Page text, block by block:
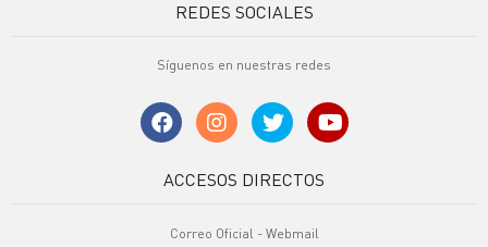
REDES SOCIALES
Síguenos en nuestras redes
ACCESOS DIRECTOS
Correo Oficial - Webmail